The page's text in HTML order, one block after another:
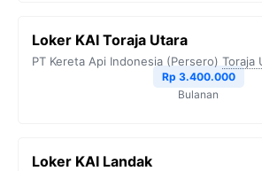
Loker KAI Toraja Utara
PT Kereta Api Indonesia (Persero) Toraja
Rp 3.400.000
Bulanan
Loker KAI Landak